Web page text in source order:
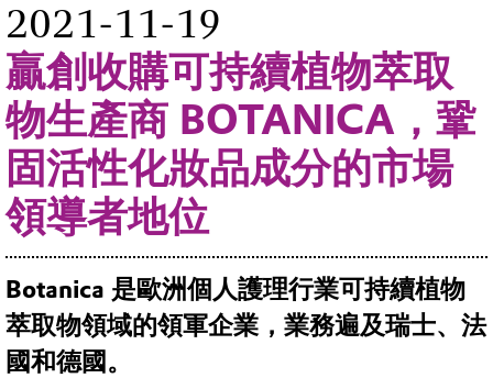
2021-11-19
贏創收購可持續植物萃取
物生產商 BOTANICA，鞏
固活性化妝品成分的市場
領導者地位
Botanica 是歐洲個人護理行業可持續植物
萃取物領域的領軍企業，業務遍及瑞士、法
國和德國。